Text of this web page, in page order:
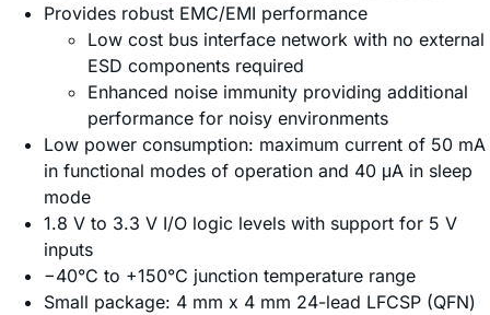
Provides robust EMC/EMI performance
Low cost bus interface network with no external
ESD components required
Enhanced noise immunity providing additional
performance for noisy environments
Low power consumption: maximum current of 50 mA
in functional modes of operation and 40 μA in sleep
mode
1.8 V to 3.3 V I/O logic levels with support for 5 V
inputs
−40°C to +150°C junction temperature range
Small package: 4 mm x 4 mm 24-lead LFCSP (QFN)